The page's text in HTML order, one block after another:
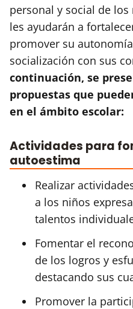
personal y social de los
les ayudarán a
promover su
socialización con sus
continuación, se
propuestas que
en el ámbito escolar:
Actividades para
autoestima
Realizar
a los niños
talentos
Fomentar el
de los logros y
destacando sus
Promover la